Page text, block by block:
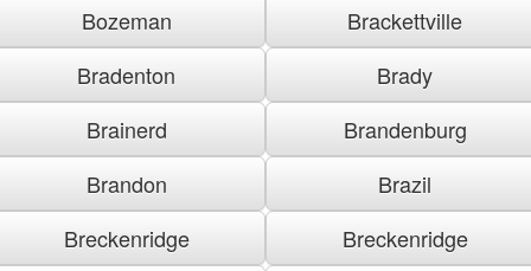
Bozeman
Brackettville
Bradenton
Brady
Brainerd
Brandenburg
Brandon
Brazil
Breckenridge
Breckenridge